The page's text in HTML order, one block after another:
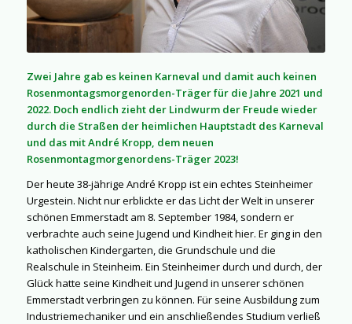
Zwei Jahre gab es keinen Karneval und damit auch keinen
Rosenmontagsmorgenorden-Träger für die Jahre 2021 und
2022. Doch endlich zieht der Lindwurm der Freude wieder
durch die Straßen der heimlichen Hauptstadt des Karneval
und das mit André Kropp, dem neuen
Rosenmontagmorgenordens-Träger 2023!
Der heute 38-jährige André Kropp ist ein echtes Steinheimer
Urgestein. Nicht nur erblickte er das Licht der Welt in unserer
schönen Emmerstadt am 8. September 1984, sondern er
verbrachte auch seine Jugend und Kindheit hier. Er ging in den
katholischen Kindergarten, die Grundschule und die
Realschule in Steinheim. Ein Steinheimer durch und durch, der
Glück hatte seine Kindheit und Jugend in unserer schönen
Emmerstadt verbringen zu können. Für seine Ausbildung zum
Industriemechaniker und ein anschließendes Studium verließ